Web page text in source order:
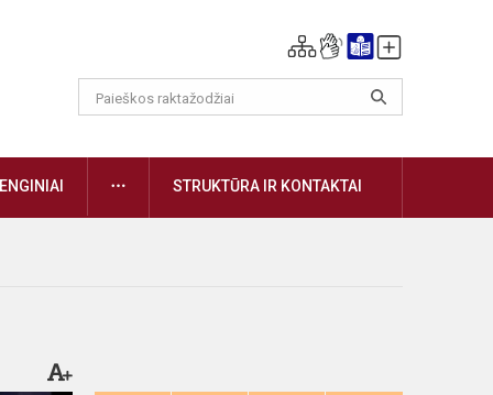
DAUGIAUSTRUKTŪRA IR KONTAKTAI